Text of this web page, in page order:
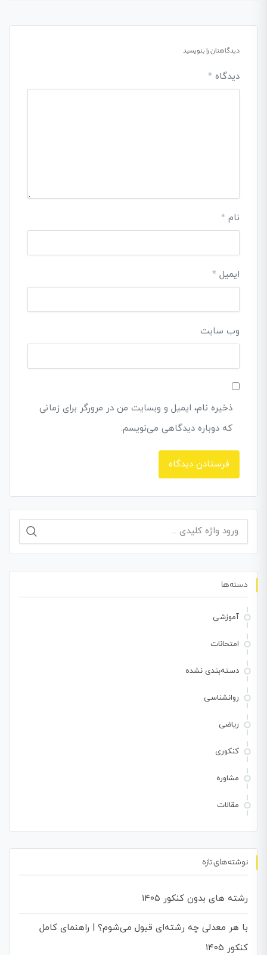
دیدگاهتان را بنویسید
دیدگاه *
نام *
ایمیل *
وب‌ سایت
ذخیره نام، ایمیل و وبسایت من در مرورگر برای زمانی
که دوباره دیدگاهی می‌نویسم.
جستجو
دسته‌ها
آموزشی
امتحانات
دسته‌بندی نشده
روانشناسی
ریاضی
کنکوری
مشاوره
مقالات
نوشته‌های تازه
رشته های بدون کنکور ۱۴۰۵
با هر معدلی چه رشته‌ای قبول می‌شوم؟ | راهنمای کامل
کنکور ۱۴۰۵